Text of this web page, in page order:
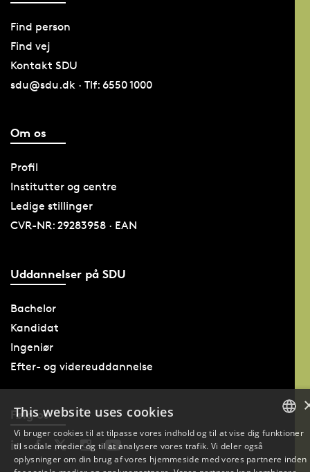
Find person
Find vej
Kontakt SDU
sdu@sdu.dk · Tlf: 6550 1000
Om os
Profil
Institutter og centre
Ledige stillinger
CVR-NR: 29283958 · EAN
Uddannelser på SDU
Bachelor
Kandidat
Ingeniør
Efter- og videreuddannelse
Følg os
This website uses cookies
Vi bruger cookies til at tilpasse vores indhold og til at vise dig funktioner
til sociale medier og til at analysere vores trafik. Vi deler også
oplysninger om din brug af vores hjemmeside med vores partnere inden